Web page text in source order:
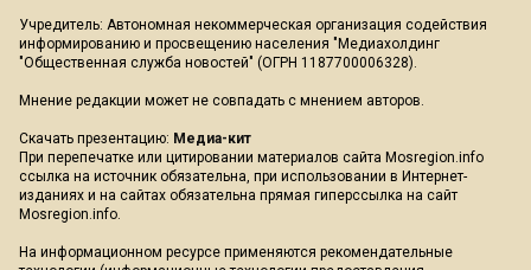
Учредитель: Автономная некоммерческая организация содействия
информированию и просвещению населения "Медиахолдинг
"Общественная служба новостей" (ОГРН 1187700006328).
Мнение редакции может не совпадать с мнением авторов.
Скачать презентацию: Медиа-кит
При перепечатке или цитировании материалов сайта Mosregion.info
ссылка на источник обязательна, при использовании в Интернет-
изданиях и на сайтах обязательна прямая гиперссылка на сайт
Mosregion.info.
На информационном ресурсе применяются рекомендательные